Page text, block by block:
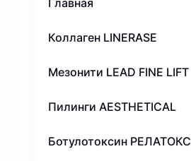
Главная
Коллаген LINERASE
Мезонити LEAD FINE LIFT
Пилинги AESTHETICAL
Ботулотоксин РЕЛАТОКС